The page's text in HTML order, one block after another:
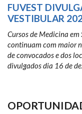
FUVEST
VESTIBULAR
Cursos de Medicina em
continuam com maior
de convocados e dos
divulgados dia 16 de